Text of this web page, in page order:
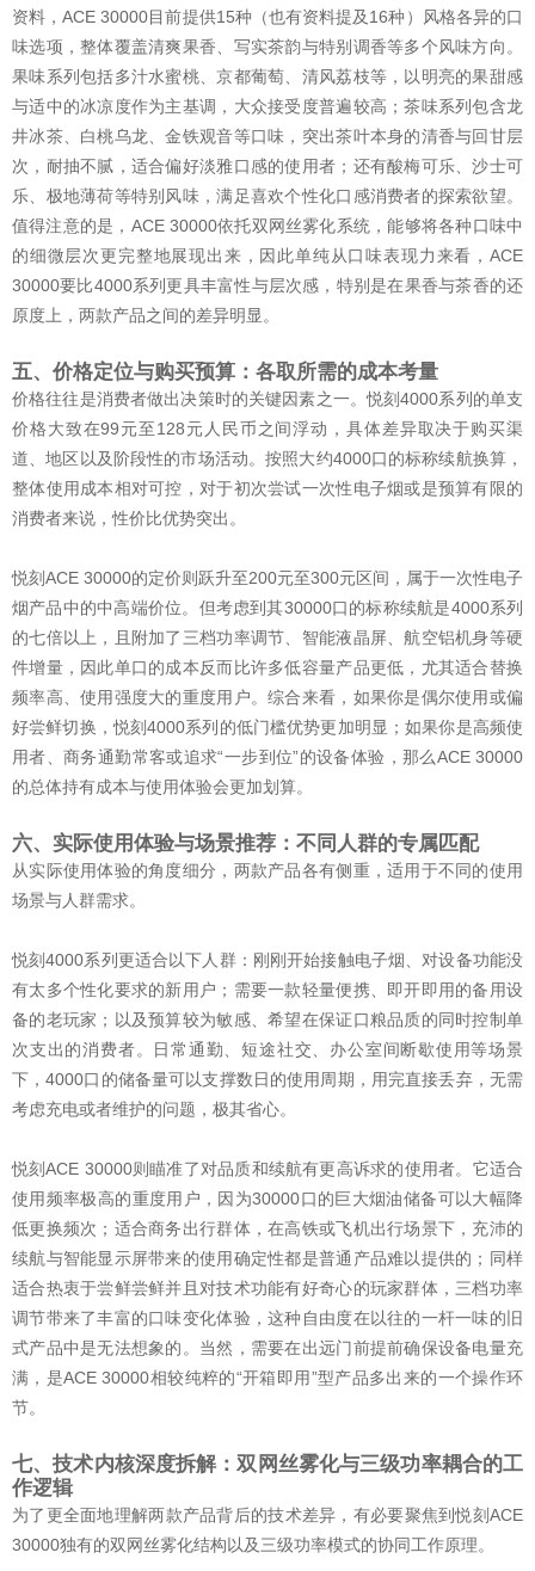
资料，ACE 30000目前提供15种（也有资料提及16种）风格各异的口
味选项，整体覆盖清爽果香、写实茶韵与特别调香等多个风味方向。
果味系列包括多汁水蜜桃、京都葡萄、清风荔枝等，以明亮的果甜感
与适中的冰凉度作为主基调，大众接受度普遍较高；茶味系列包含龙
井冰茶、白桃乌龙、金铁观音等口味，突出茶叶本身的清香与回甘层
次，耐抽不腻，适合偏好淡雅口感的使用者；还有酸梅可乐、沙士可
乐、极地薄荷等特别风味，满足喜欢个性化口感消费者的探索欲望。
值得注意的是，ACE 30000依托双网丝雾化系统，能够将各种口味中
的细微层次更完整地展现出来，因此单纯从口味表现力来看，ACE
30000要比4000系列更具丰富性与层次感，特别是在果香与茶香的还
原度上，两款产品之间的差异明显。
五、价格定位与购买预算：各取所需的成本考量
价格往往是消费者做出决策时的关键因素之一。悦刻4000系列的单支
价格大致在99元至128元人民币之间浮动，具体差异取决于购买渠
道、地区以及阶段性的市场活动。按照大约4000口的标称续航换算，
整体使用成本相对可控，对于初次尝试一次性电子烟或是预算有限的
消费者来说，性价比优势突出。
悦刻ACE 30000的定价则跃升至200元至300元区间，属于一次性电子
烟产品中的中高端价位。但考虑到其30000口的标称续航是4000系列
的七倍以上，且附加了三档功率调节、智能液晶屏、航空铝机身等硬
件增量，因此单口的成本反而比许多低容量产品更低，尤其适合替换
频率高、使用强度大的重度用户。综合来看，如果你是偶尔使用或偏
好尝鲜切换，悦刻4000系列的低门槛优势更加明显；如果你是高频使
用者、商务通勤常客或追求“一步到位”的设备体验，那么ACE 30000
的总体持有成本与使用体验会更加划算。
六、实际使用体验与场景推荐：不同人群的专属匹配
从实际使用体验的角度细分，两款产品各有侧重，适用于不同的使用
场景与人群需求。
悦刻4000系列更适合以下人群：刚刚开始接触电子烟、对设备功能没
有太多个性化要求的新用户；需要一款轻量便携、即开即用的备用设
备的老玩家；以及预算较为敏感、希望在保证口粮品质的同时控制单
次支出的消费者。日常通勤、短途社交、办公室间断歇使用等场景
下，4000口的储备量可以支撑数日的使用周期，用完直接丢弃，无需
考虑充电或者维护的问题，极其省心。
悦刻ACE 30000则瞄准了对品质和续航有更高诉求的使用者。它适合
使用频率极高的重度用户，因为30000口的巨大烟油储备可以大幅降
低更换频次；适合商务出行群体，在高铁或飞机出行场景下，充沛的
续航与智能显示屏带来的使用确定性都是普通产品难以提供的；同样
适合热衷于尝鲜尝鲜并且对技术功能有好奇心的玩家群体，三档功率
调节带来了丰富的口味变化体验，这种自由度在以往的一杆一味的旧
式产品中是无法想象的。当然，需要在出远门前提前确保设备电量充
满，是ACE 30000相较纯粹的“开箱即用”型产品多出来的一个操作环
节。
七、技术内核深度拆解：双网丝雾化与三级功率耦合的工
作逻辑
为了更全面地理解两款产品背后的技术差异，有必要聚焦到悦刻ACE
30000独有的双网丝雾化结构以及三级功率模式的协同工作原理。